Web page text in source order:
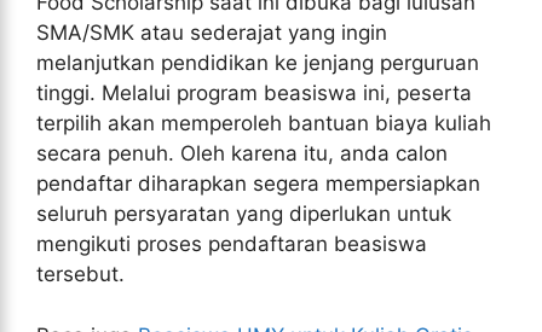
SMA/SMK atau sederajat yang ingin
melanjutkan pendidikan ke jenjang perguruan
tinggi. Melalui program beasiswa ini, peserta
terpilih akan memperoleh bantuan biaya kuliah
secara penuh. Oleh karena itu, anda calon
pendaftar diharapkan segera mempersiapkan
seluruh persyaratan yang diperlukan untuk
mengikuti proses pendaftaran beasiswa
tersebut.